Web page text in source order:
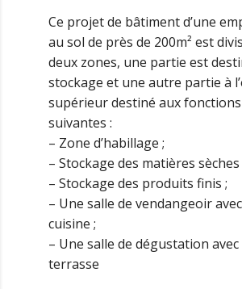
Ce projet de bâtiment d’une
au sol de près de 200m² est
deux zones, une partie est
stockage et une autre partie à
supérieur destiné aux fonctions
suivantes :
– Zone d’habillage ;
– Stockage des matières sèches
– Stockage des produits finis ;
– Une salle de vendangeoir avec
cuisine ;
– Une salle de dégustation avec
terrasse